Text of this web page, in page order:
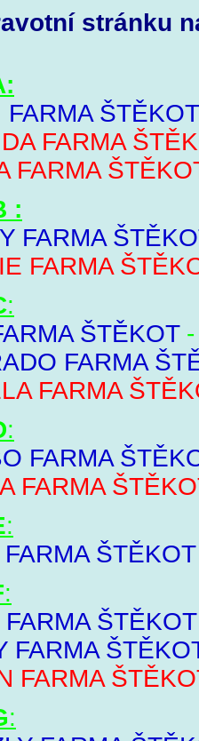
stránku
FARMA ŠTĚKOT
FARMA
FARMA
:
FARMA
FARMA
:
ŠTĚKOT-
FARMA
FARMA
:
FARMA
FARMA
:
ŠTĚKOT
:
ŠTĚKOT
FARMA
FARMA
: